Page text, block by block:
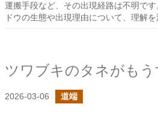
運搬手段など、その出現経路は不明で
ドウの生態や出現理由について、理解
ツワブキのタネがもう
2026-03-06 道端